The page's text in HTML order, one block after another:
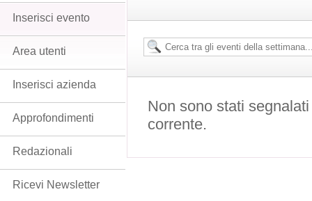
Non sono stati
corrente.
Inserisci evento
Area utenti
Inserisci azienda
Approfondimenti
Redazionali
Ricevi Newsletter